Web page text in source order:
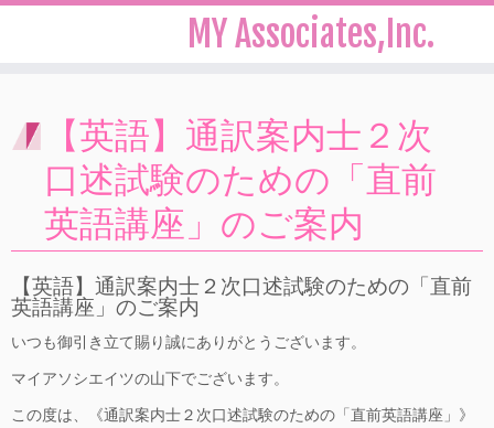
content
MY Associates,Inc.
【英語】通訳案内士２次
口述試験のための「直前
英語講座」のご案内
【英語】通訳案内士２次口述試験のための「直前
英語講座」のご案内
いつも御引き立て賜り誠にありがとうございます。
マイアソシエイツの山下でございます。
この度は、《通訳案内士２次口述試験のための「直前英語講座」》